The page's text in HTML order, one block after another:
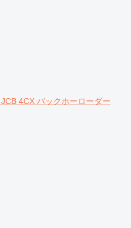
JCB 4CX バックホーローダー